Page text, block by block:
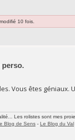
10 fois.
perso.
Vous êtes
Les rolistes sont mes
Blog de Sens - Le Blog du Val